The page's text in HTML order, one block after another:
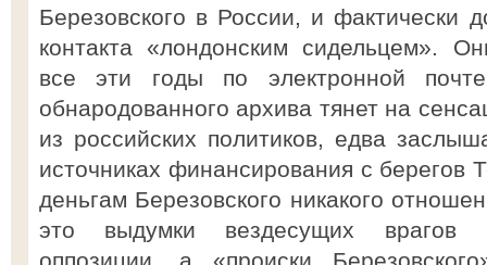
Березовского в России, и фактически
контакта «лондонским сидельцем».
все эти годы по электронной
обнародованного архива тянет на
из российских политиков, едва
источниках финансирования с берегов
деньгам Березовского никакого
это выдумки вездесущих врагов